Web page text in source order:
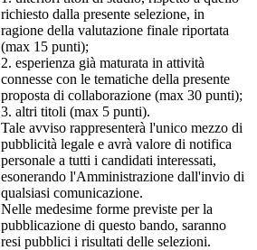
richiesto dalla presente selezione, in
ragione della valutazione finale riportata
(max 15 punti);
2. esperienza già maturata in attività
connesse con le tematiche della presente
proposta di collaborazione (max 30 punti);
3. altri titoli (max 5 punti).
Tale avviso rappresenterà l'unico mezzo di
pubblicità legale e avrà valore di notifica
personale a tutti i candidati interessati,
esonerando l'Amministrazione dall'invio di
qualsiasi comunicazione.
Nelle medesime forme previste per la
pubblicazione di questo bando, saranno
resi pubblici i risultati delle selezioni.